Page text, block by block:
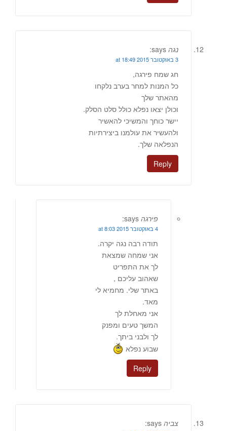
נגה says:
3 באוקטובר 2015 at 18:49
חג שמח פירגה,
כל המנות למחר בערב נלקחו
מהאתר שלך
וכולן יצאו נפלא כולל סלט הסלק.
יישר כוחך והמשיכי להאשיר
ולהעשיר את עולמנו ביצירתיות
הנפלאה שלך.
Reply
פירגה says:
4 באוקטובר 2015 at 8:03
תודה רבה נגה יקרה.
אני שמחה שמצאת
לך את התפריט
שאהוב עליכם ,
באתר שלי. מחמיא לי
מאד.
אני מאחלת לך
המשך טעים ומפנק
לך ולבני ביתך.
שבוע נפלא
Reply
צביה says: